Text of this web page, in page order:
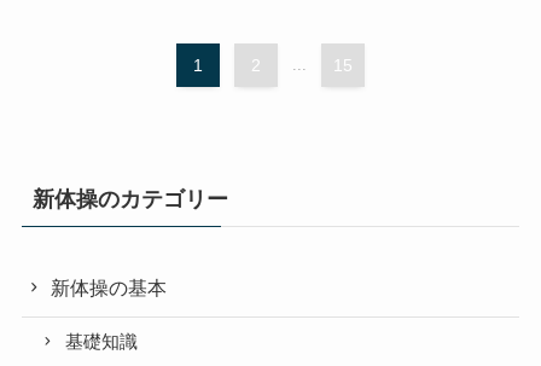
1 2 ... 15
新体操のカテゴリー
新体操の基本
基礎知識